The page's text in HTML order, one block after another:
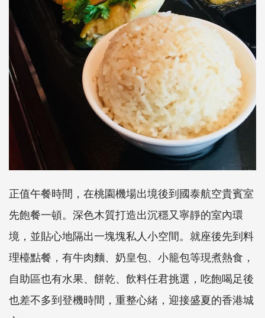
正值午餐時間，在桃園機場出境後到國泰航空貴賓室
先飽餐一頓。深色木質打造出沉穩又寧靜的室內環
境，並貼心地隔出一塊塊私人小空間。就座後先到料
理檯點餐，有牛肉麵、奶皇包、小籠包等現煮熱食，
自助區也有水果、餅乾、飲料任君挑選，吃飽喝足後
也差不多到登機時間，重整心緒，迎接盛夏的香港城